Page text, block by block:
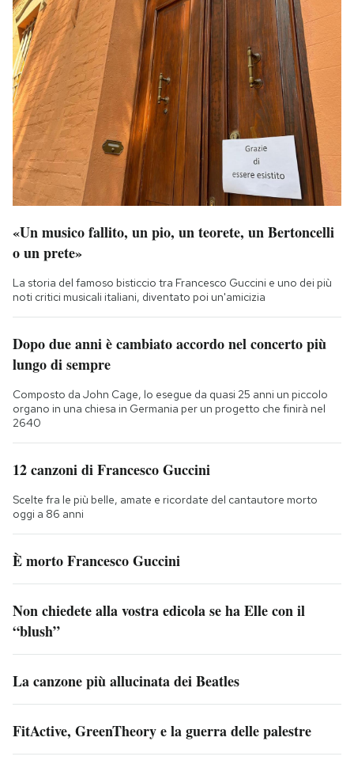
«Un musico fallito, un pio, un teorete, un Bertoncelli
o un prete»
La storia del famoso bisticcio tra Francesco Guccini e uno dei più
noti critici musicali italiani, diventato poi un'amicizia
Dopo due anni è cambiato accordo nel concerto più
lungo di sempre
Composto da John Cage, lo esegue da quasi 25 anni un piccolo
organo in una chiesa in Germania per un progetto che finirà nel
2640
12 canzoni di Francesco Guccini
Scelte fra le più belle, amate e ricordate del cantautore morto
oggi a 86 anni
È morto Francesco Guccini
Non chiedete alla vostra edicola se ha Elle con il
“blush”
La canzone più allucinata dei Beatles
FitActive, GreenTheory e la guerra delle palestre